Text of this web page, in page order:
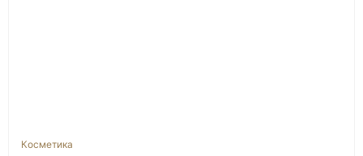
Косметика